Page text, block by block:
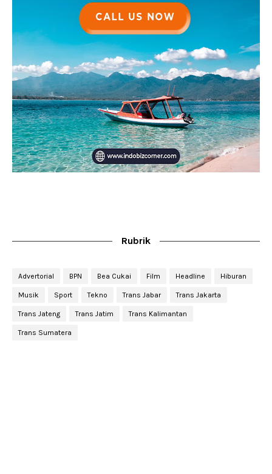
Rubrik
Advertorial BPN Bea Cukai Film Headline Hiburan
Musik Sport Tekno Trans Jabar Trans Jakarta
Trans Jateng Trans Jatim Trans Kalimantan
Trans Sumatera